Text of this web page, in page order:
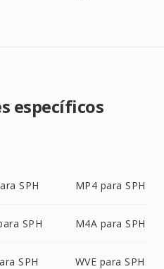
específicos
SPH MP4 para SPH
SPH M4A para SPH
SPH WVE para SPH